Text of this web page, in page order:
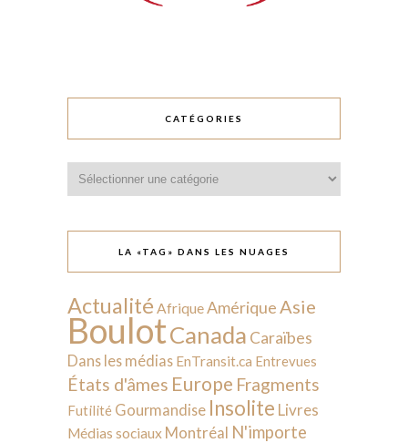
CATÉGORIES
LA «TAG» DANS LES NUAGES
Actualité AfriqueAmérique Asie
BoulotCanada Caraïbes
Dans les médias EnTransit.ca Entrevues
États d'âmes Europe Fragments
Futilité Gourmandise Insolite Livres
Médias sociaux Montréal N'importe